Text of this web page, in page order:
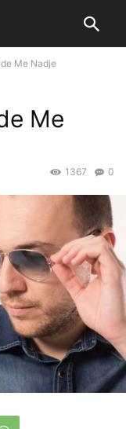
Me Nadje
Me
0
1367